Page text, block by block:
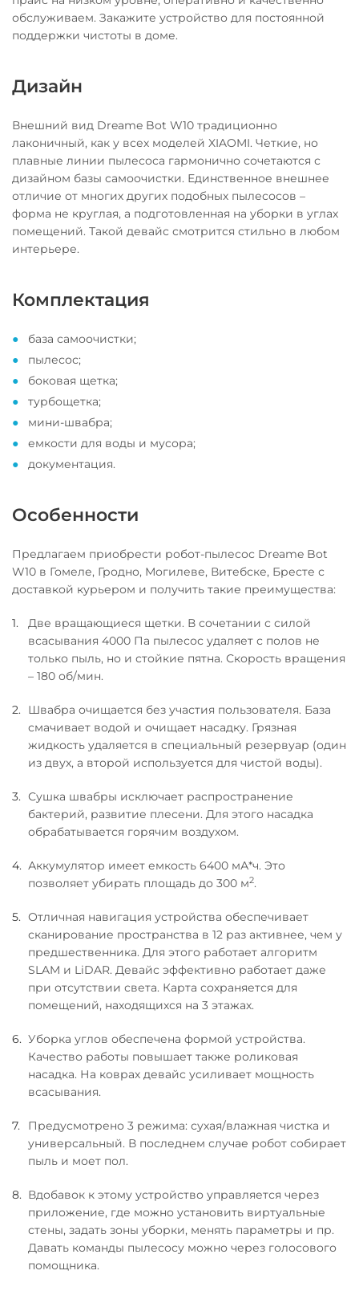
обслуживаем. Закажите устройство для постоянной
поддержки чистоты в доме.
Дизайн
Внешний вид Dreame Bot W10 традиционно
лаконичный, как у всех моделей XIAOMI. Четкие, но
плавные линии пылесоса гармонично сочетаются с
дизайном базы самоочистки. Единственное внешнее
отличие от многих других подобных пылесосов –
форма не круглая, а подготовленная на уборки в углах
помещений. Такой девайс смотрится стильно в любом
интерьере.
Комплектация
база самоочистки;
пылесос;
боковая щетка;
турбощетка;
мини-швабра;
емкости для воды и мусора;
документация.
Особенности
Предлагаем приобрести робот-пылесос Dreame Bot
W10 в Гомеле, Гродно, Могилеве, Витебске, Бресте с
доставкой курьером и получить такие преимущества:
Две вращающиеся щетки. В сочетании с силой
всасывания 4000 Па пылесос удаляет с полов не
только пыль, но и стойкие пятна. Скорость вращения
– 180 об/мин.
Швабра очищается без участия пользователя. База
смачивает водой и очищает насадку. Грязная
жидкость удаляется в специальный резервуар (один
из двух, а второй используется для чистой воды).
Сушка швабры исключает распространение
бактерий, развитие плесени. Для этого насадка
обрабатывается горячим воздухом.
Аккумулятор имеет емкость 6400 мА*ч. Это
позволяет убирать площадь до 300 м2.
Отличная навигация устройства обеспечивает
сканирование пространства в 12 раз активнее, чем у
предшественника. Для этого работает алгоритм
SLAM и LiDAR. Девайс эффективно работает даже
при отсутствии света. Карта сохраняется для
помещений, находящихся на 3 этажах.
Уборка углов обеспечена формой устройства.
Качество работы повышает также роликовая
насадка. На коврах девайс усиливает мощность
всасывания.
Предусмотрено 3 режима: сухая/влажная чистка и
универсальный. В последнем случае робот собирает
пыль и моет пол.
Вдобавок к этому устройство управляется через
приложение, где можно установить виртуальные
стены, задать зоны уборки, менять параметры и пр.
Давать команды пылесосу можно через голосового
помощника.